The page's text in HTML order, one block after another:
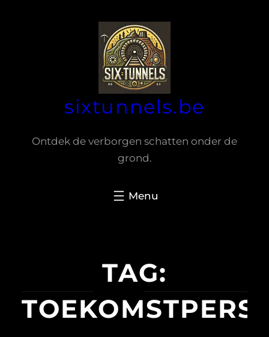
sixtunnels.be
Ontdek de verborgen schatten onder de
grond.
TAG: